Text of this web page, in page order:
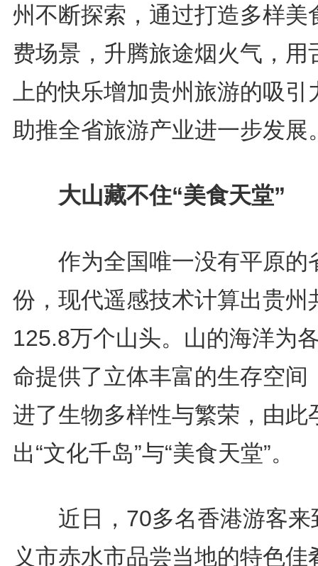
州不断探索，通过打造多样美
费场景，升腾旅途烟火气，用
上的快乐增加贵州旅游的吸引
助推全省旅游产业进一步发展
大山藏不住“美食天堂”
作为全国唯一没有平原的
份，现代遥感技术计算出贵州
125.8万个山头。山的海洋为
命提供了立体丰富的生存空间
进了生物多样性与繁荣，由此
出“文化千岛”与“美食天堂”。
近日，70多名香港游客来
义市赤水市品尝当地的特色佳